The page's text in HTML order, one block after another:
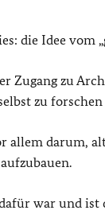
die Idee
Zugang zu
zu
allem darum,
war und